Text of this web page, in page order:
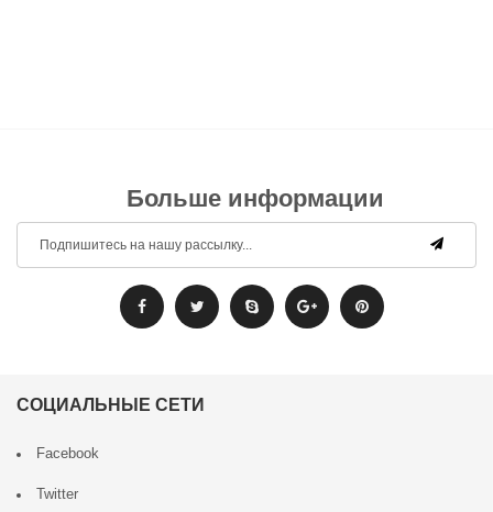
Больше информации
СОЦИАЛЬНЫЕ СЕТИ
Facebook
Twitter